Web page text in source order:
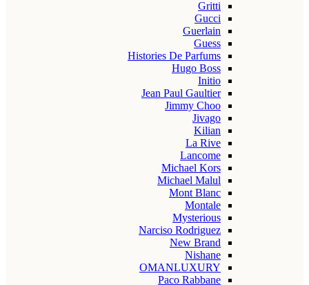
Gritti
Gucci
Guerlain
Guess
Histories De Parfums
Hugo Boss
Initio
Jean Paul Gaultier
Jimmy Choo
Jivago
Kilian
La Rive
Lancome
Michael Kors
Michael Malul
Mont Blanc
Montale
Mysterious
Narciso Rodriguez
New Brand
Nishane
OMANLUXURY
Paco Rabbane